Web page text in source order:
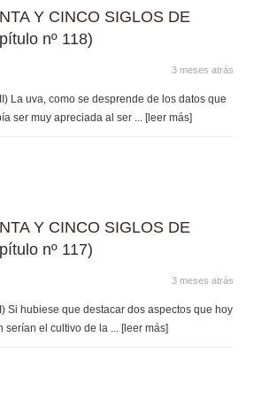
Y CINCO SIGLOS DE
nº 118)
3 meses atrás
La uva, como se desprende de los datos que
ser muy apreciada al ser
... [leer más]
Y CINCO SIGLOS DE
nº 117)
3 meses atrás
Si hubiese que destacar dos aspectos que hoy
serían el cultivo de la
... [leer más]